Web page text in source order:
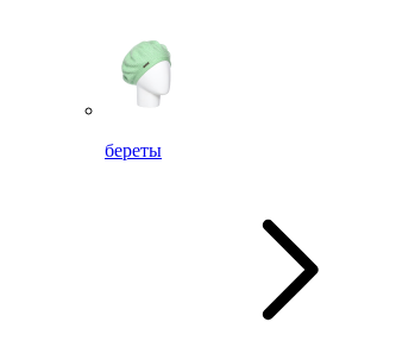
береты